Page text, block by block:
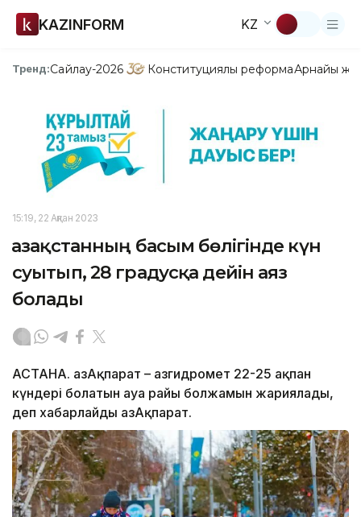
KAZINFORM KZ
Тренд:Сайлау-2026 Конституциялық реформаАрнайы
15:19, 22 Ақпан 2023
Қазақстанның басым бөлігінде күн
суытып, 28 градусқа дейін аяз
болады
АСТАНА. ҚазАқпарат – Қазгидромет 22-25 ақпан
күндері болатын ауа райы болжамын жариялады,
деп хабарлайды ҚазАқпарат.